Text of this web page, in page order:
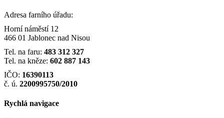
Adresa farního úřadu:
Horní náměstí 12
466 01 Jablonec nad Nisou
Tel. na faru: 483 312 327
Tel. na kněze: 602 887 143
IČO: 16390113
č. ú. 2200995750/2010
Rychlá navigace